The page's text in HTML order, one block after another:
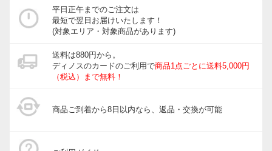
深ばきでお尻をすっぽり包んでくれて、ずり上がらな
い、とっても心地よいショーツです。パステル系の方は
クロッチ部にテープがつきにくいかも（おりものシート
とか）…。
すべての口コミを見る
平日正午までのご注文は
最短で翌日お届けいたします！
(対象エリア・対象商品があります)
送料は880円から。
ディノスのカードのご利用で商品1点ごとに送料5,000円
（税込）まで無料！
商品ご到着から8日以内なら、返品・交換が可能